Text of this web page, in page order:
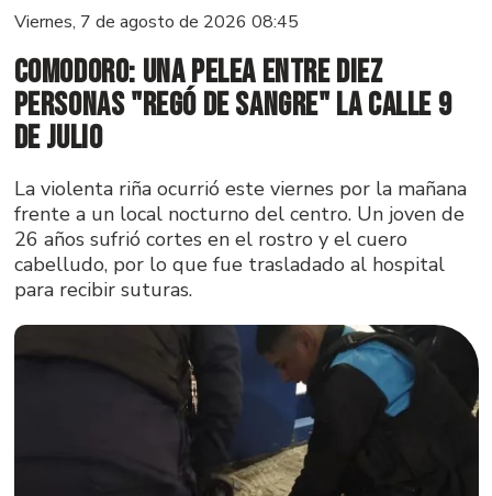
Viernes, 7 de agosto de 2026 08:45
Comodoro: una pelea entre diez
personas "regó de sangre" la calle 9
de Julio
La violenta riña ocurrió este viernes por la mañana
frente a un local nocturno del centro. Un joven de
26 años sufrió cortes en el rostro y el cuero
cabelludo, por lo que fue trasladado al hospital
para recibir suturas.